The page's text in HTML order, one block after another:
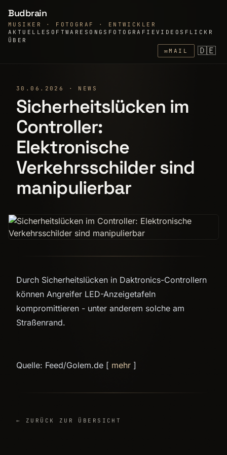
Budbrain
MUSIKER · FOTOGRAF · ENTWICKLER
AKTUELLE SOFTWARE SONGS FOTOGRAFIEVIDEOS FLICKR
ÜBER
✉MAIL 🇩🇪
30.06.2026 · NEWS
Sicherheitslücken im
Controller:
Elektronische
Verkehrsschilder sind
manipulierbar
Durch Sicherheitslücken in Daktronics-Controllern
können Angreifer LED-Anzeigetafeln
kompromittieren - unter anderem solche am
Straßenrand.
Quelle: Feed/Golem.de [ mehr ]
← ZURÜCK ZUR ÜBERSICHT